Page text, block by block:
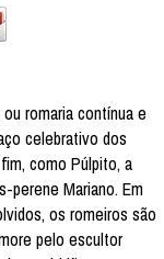
romaria contínua e
celebrativo dos
como Púlpito, a
perene Mariano. Em
os romeiros são
pelo escultor